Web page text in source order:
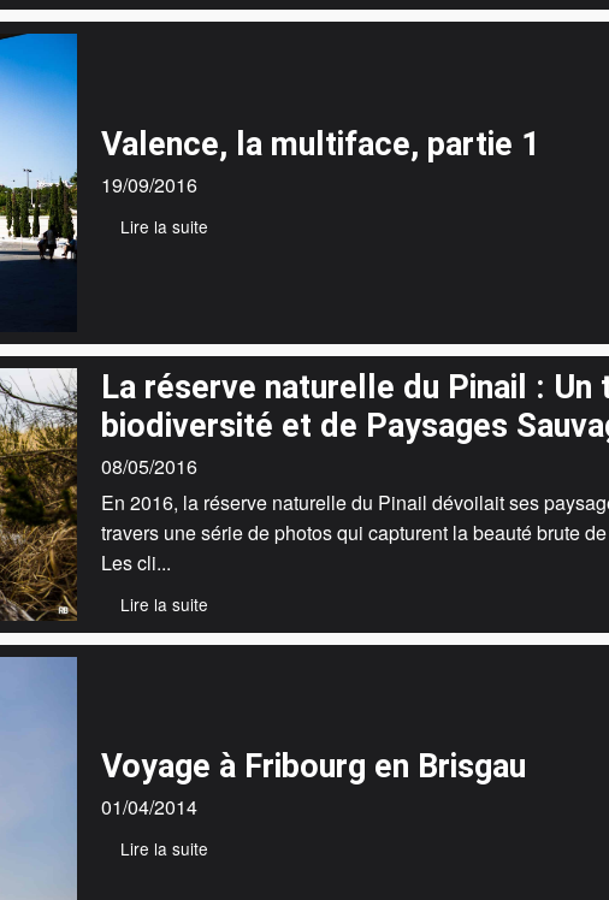
Valence, la multiface, partie 1
19/09/2016
Lire la suite
La réserve naturelle du Pinail : Un
biodiversité et de Paysages
08/05/2016
En 2016, la réserve naturelle du Pinail dévoilait ses
travers une série de photos qui capturent la beauté brute
Les cli...
Lire la suite
Voyage à Fribourg en Brisgau
01/04/2014
Lire la suite